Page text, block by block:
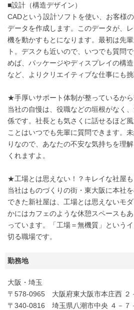
■設計（構造デザイン）
CADという設計ソフトを使い、お客様
データを作成します。このデータが、
機を動かすもとになります。最初は先
ト。デスクも近いので、いつでも質問
めば、パッケージやディスプレイの構
など、よりクリエイティブな仕事にも挑
★手厚いサポート体制が整っているか
当社の自慢は、役職などの垣根がなく
係です。社長とも気さくに話せるほど
ことはいつでも先輩に質問できます。
りなので、あなたの不安な気持ちを理
くれますよ。
★工場とは思えない！？キレイな社屋
当社はものづくりの街・東大阪に本社
できた新社屋は、工場とは思えないモ
かにはカフェのような休憩スペースも
っています。「工場＝無機質」という
切る職場です。
勤務地
大阪・埼玉
〒578-0965 大阪府東大阪市本庄西 ２
〒340-0816 埼玉県八潮市中央 ４－７